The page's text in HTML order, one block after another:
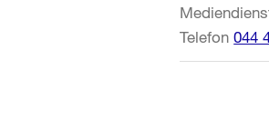
Telefon 044